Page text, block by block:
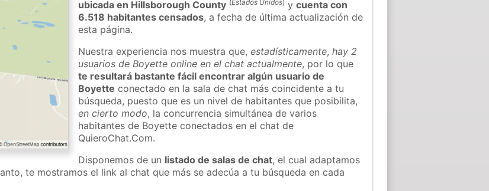
ubicada en Hillsborough County (Estados Unidos) ycuenta con
6.518 habitantes censados, a fecha de última actualización de
esta página.
Nuestra experiencia nos muestra que,estadísticamente,hay 2
usuarios de Boyette online en el chat actualmente, por lo que
te resultará bastante fácil encontrar algún usuario de
Boyette conectado en la sala de chat más coincidente a tu
búsqueda, puesto que es un nivel de habitantes que posibilita,
en cierto modo, la concurrencia simultánea de varios
habitantes de Boyette conectados en el chat de
QuieroChat.Com.
Disponemos de un listado de salas de chat, el cual adaptamos
te mostramos el link al chat que más se adecúa a tu búsqueda en cada